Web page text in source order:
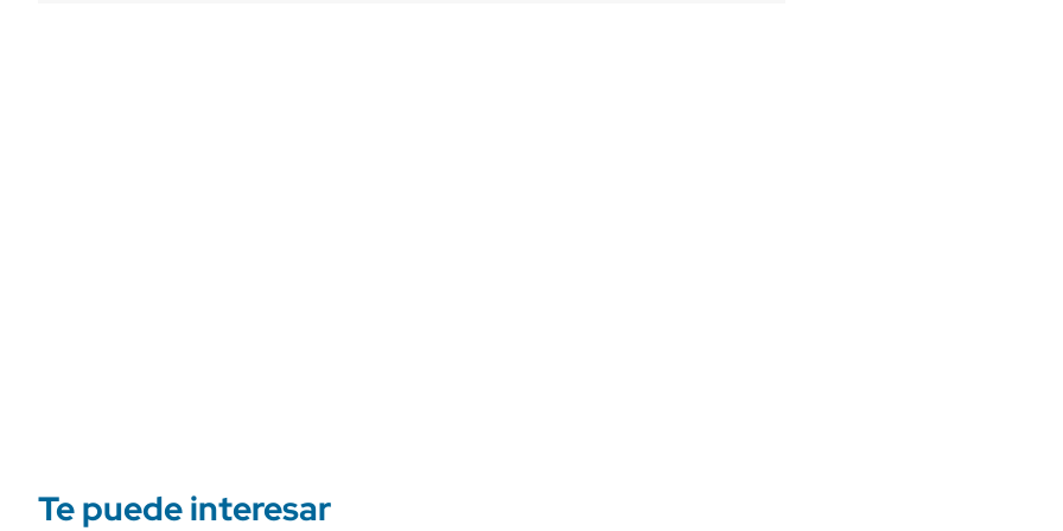
Te puede interesar